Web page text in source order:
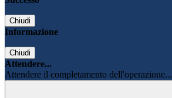
Chiudi
Informazione
Chiudi
Attendere...
Attendere il completamento dell'operazione...